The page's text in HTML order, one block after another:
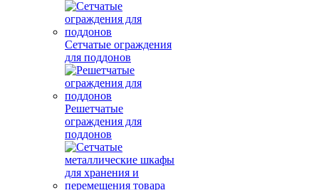
Сетчатые ограждения
для поддонов
Решетчатые
ограждения для
поддонов